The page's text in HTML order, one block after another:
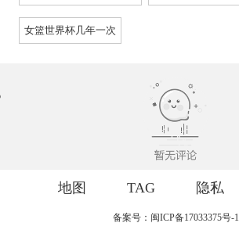
女篮世界杯几年一次
地图 TAG 隐私
备案号：闽ICP备17033375号-1